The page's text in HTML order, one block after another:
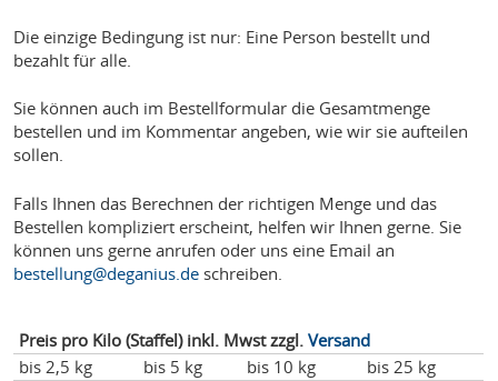
Die einzige Bedingung ist nur: Eine Person bestellt und
bezahlt für alle.
Sie können auch im Bestellformular die Gesamtmenge
bestellen und im Kommentar angeben, wie wir sie aufteilen
sollen.
Falls Ihnen das Berechnen der richtigen Menge und das
Bestellen kompliziert erscheint, helfen wir Ihnen gerne. Sie
können uns gerne anrufen oder uns eine Email an
bestellung@deganius.de schreiben.
Preis pro Kilo (Staffel) inkl. Mwst zzgl. Versand
bis 2,5 kg
bis 5 kg bis 10 kg
bis 25 kg